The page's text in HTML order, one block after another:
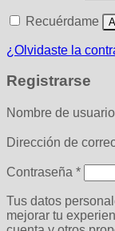
Recuérdame
¿Olvidaste la
Registrarse
Nombre de usuario
Dirección de
Contraseña *
Tus datos
mejorar tu